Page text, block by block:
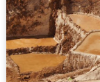
no castelo beirava
acabamos visitando